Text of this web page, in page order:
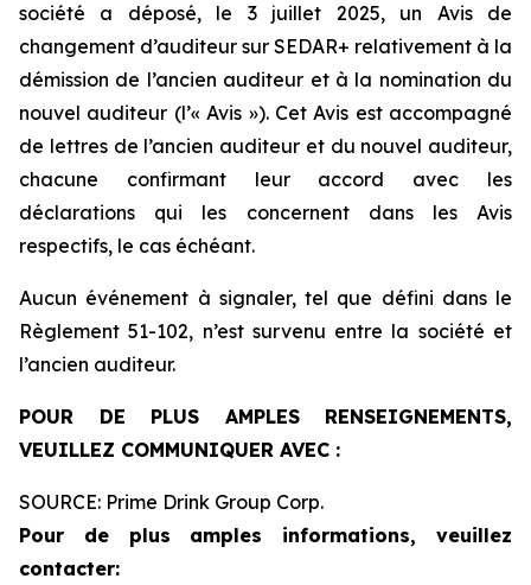
société a déposé, le 3 juillet 2025, un Avis de
changement d’auditeur sur SEDAR+ relativement à la
démission de l’ancien auditeur et à la nomination du
nouvel auditeur (l’« Avis »). Cet Avis est accompagné
de lettres de l’ancien auditeur et du nouvel auditeur,
chacune confirmant leur accord avec les
déclarations qui les concernent dans les Avis
respectifs, le cas échéant.
Aucun événement à signaler, tel que défini dans le
Règlement 51-102, n’est survenu entre la société et
l’ancien auditeur.
POUR DE PLUS AMPLES RENSEIGNEMENTS,
VEUILLEZ COMMUNIQUER AVEC :
SOURCE: Prime Drink Group Corp.
Pour de plus amples informations, veuillez
contacter: